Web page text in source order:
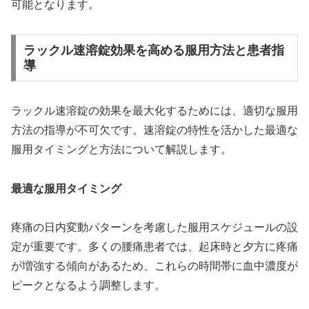
可能となります。
ラックル速溶錠効果を高める服用方法と患者指
導
ラックル速溶錠の効果を最大化するためには、適切な服用
方法の指導が不可欠です。速溶錠の特性を活かした最適な
服用タイミングと方法について解説します。
最適な服用タイミング
疼痛の日内変動パターンを考慮した服用スケジュールの設
定が重要です。多くの腰痛患者では、起床時と夕方に疼痛
が増強する傾向があるため、これらの時間帯に血中濃度が
ピークとなるよう調整します。